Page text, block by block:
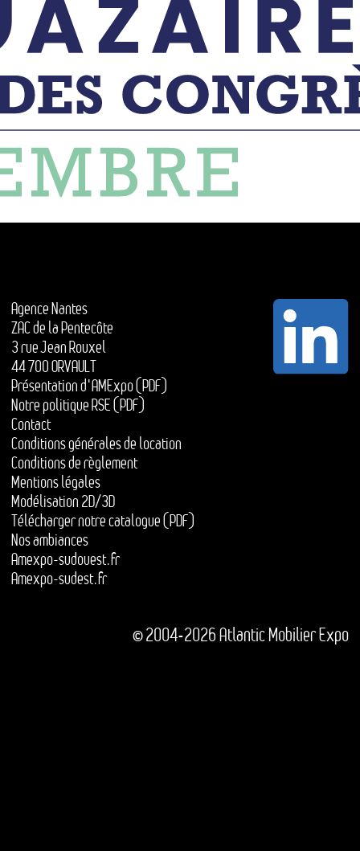
Agence Nantes
ZAC de la Pentecôte
3 rue Jean Rouxel
44 700 ORVAULT
Présentation d'AMExpo (PDF)
Notre politique RSE (PDF)
Contact
Conditions générales de location
Conditions de règlement
Mentions légales
Modélisation 2D/3D
Télécharger notre catalogue (PDF)
Nos ambiances
Amexpo-sudouest.fr
Amexpo-sudest.fr
© 2004-2026 Atlantic Mobilier Expo